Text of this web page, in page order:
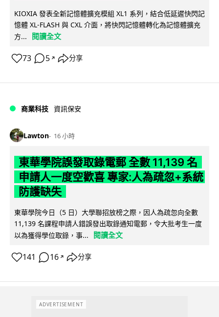
KIOXIA 發表全新記憶體擴充模組 XL1 系列，結合低延遲快閃記
憶體 XL-FLASH 與 CXL 介面，將快閃記憶體轉化為記憶體擴充
方...
閱讀全文
73 5 ↗ 分享
商業科技 資訊保安
Lawton 16 小時
東華學院誤發取錄電郵 全數 11,139 名
申請人一度空歡喜 專家:人為疏忽+系統
防護缺失
東華學院今日（5 日）大學聯招放榜之際，因人為疏忽向全數
11,139 名課程申請人錯誤發出取錄通知電郵，令大批考生一度
以為獲得學位取錄，事...
閱讀全文
141 16 ↗ 分享
ADVERTISEMENT